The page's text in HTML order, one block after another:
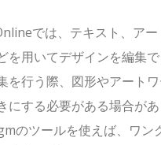
では、テキスト、アー
を用いてデザインを編集で
を行う際、図形やアート
にする必要がある場合があ
のツールを使えば、ワン